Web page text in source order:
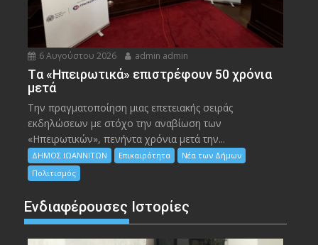
6 Αυγούστου 2026 admin admin
Tα «Ηπειρωτικά» επιστρέφουν 50 χρόνια
μετά
Την πραγματοποίηση μιας επετειακής σειράς
εκδηλώσεων με στόχο την αναβίωση των
«Ηπειρωτικών», πενήντα χρόνια μετά την...
ΔΗΜΟΣ ΙΩΑΝΝΙΤΩΝ Επικαιρότητα
Νέα των Δήμων
Πολιτισμός
Ενδιαφέρουσες Ιστορίες